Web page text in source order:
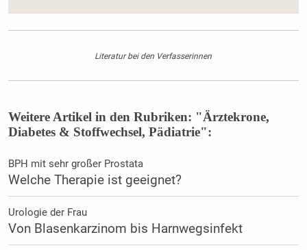
Literatur bei den Verfasserinnen
Weitere Artikel in den Rubriken: "Ärztekrone,
Diabetes & Stoffwechsel, Pädiatrie":
BPH mit sehr großer Prostata
Welche Therapie ist geeignet?
Urologie der Frau
Von Blasenkarzinom bis Harnwegsinfekt